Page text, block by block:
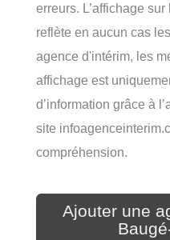
erreurs. L’affichage
reflète en aucun cas
agence d'intérim, les
affichage est
d’information grâce à
site
compréhension.
Ajouter une